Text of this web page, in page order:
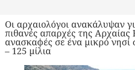
Οι αρχαιολόγοι ανακάλυψαν
πιθανές απαρχές της Αρχαίας
ανασκαφές σε ένα μικρό νησί
– 125 μίλια